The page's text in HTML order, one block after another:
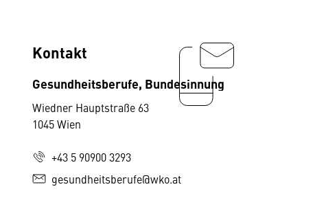
Kontakt
Gesundheitsberufe, Bundesinnung
Wiedner Hauptstraße 63
1045 Wien
+43 5 90900 3293
gesundheitsberufe@wko.at